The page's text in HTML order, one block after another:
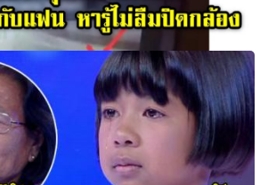
รียด เลยมาแซ่บกับแฟน หารู้ไม่ลืมปิด
ต็มตา